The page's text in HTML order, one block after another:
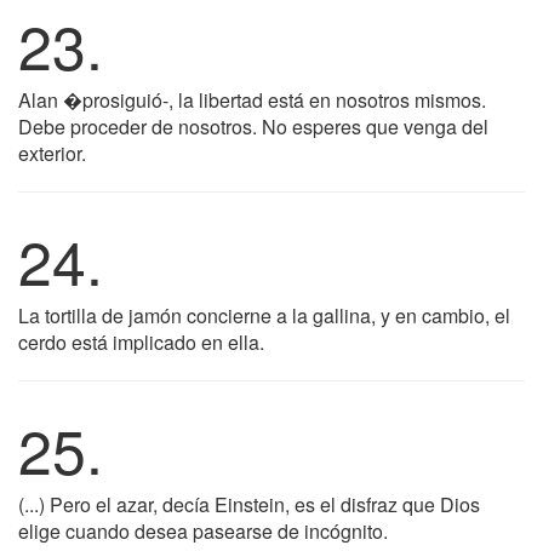
23.
Alan �prosiguió-, la libertad está en nosotros mismos.
Debe proceder de nosotros. No esperes que venga del
exterior.
24.
La tortilla de jamón concierne a la gallina, y en cambio, el
cerdo está implicado en ella.
25.
(...) Pero el azar, decía Einstein, es el disfraz que Dios
elige cuando desea pasearse de incógnito.